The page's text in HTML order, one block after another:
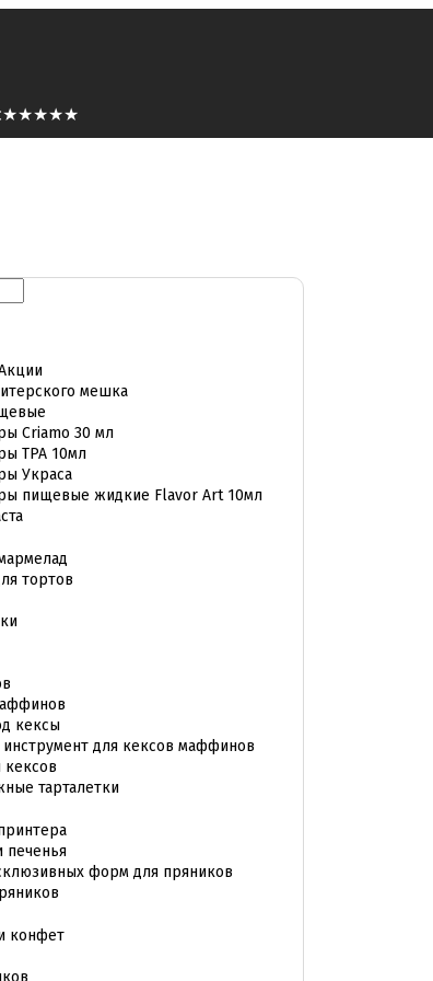
★★★★★
мешка
Criamo 30 мл
TPA 10мл
Украса
пищевые жидкие Flavor Art 10мл
тортов
кексы
для кексов маффинов
кексов
тарталетки
печенья
форм для пряников
конфет